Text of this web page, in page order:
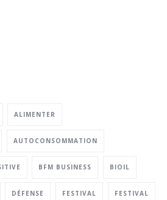
ALIMENTER
AUTOCONSOMMATION
BFM BUSINESS BIOIL
DÉFENSE FESTIVAL FESTIVAL